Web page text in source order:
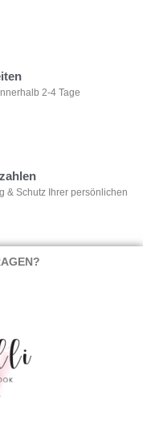
2-4 Tage
& Schutz Ihrer persönlichen